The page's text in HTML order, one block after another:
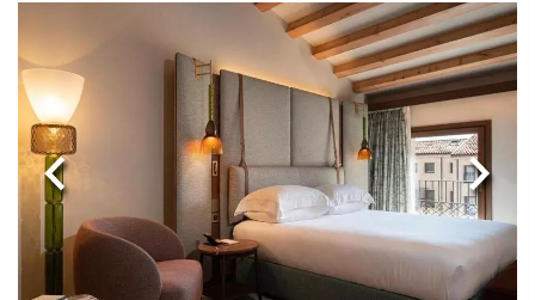
Adaptado para personas con movilidad reducida
Habitaciones No fumadores
Hotel no fumadores
Habitaciones insonorizadas
Bienestar
Anterior